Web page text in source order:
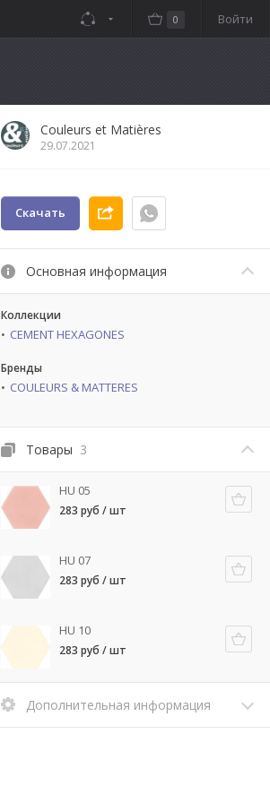
Войти
0
Couleurs et Matières
29.07.2021
Скачать
Основная информация
Коллекции
CEMENT HEXAGONES
Бренды
COULEURS & MATTERES
Товары 3
HU 05
283 руб / шт
HU 07
283 руб / шт
HU 10
283 руб / шт
Дополнительная информация